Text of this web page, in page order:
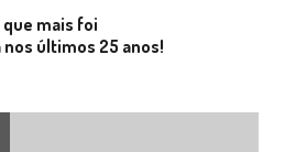
que mais foi
últimos 25 anos!